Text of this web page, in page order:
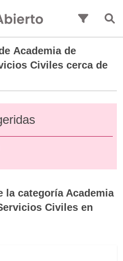
Academia de
Civiles cerca de
la categoría Academia
Civiles en